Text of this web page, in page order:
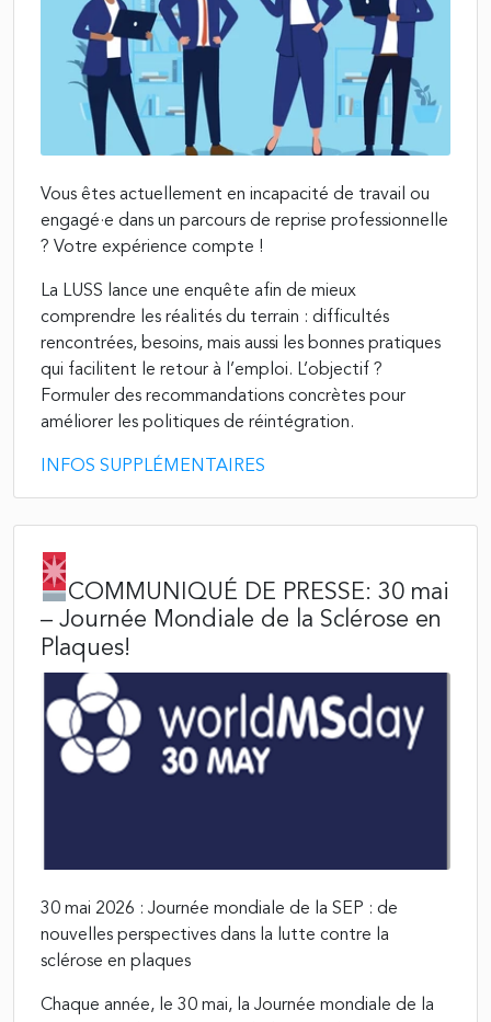
Vous êtes actuellement en incapacité de travail ou
engagé·e dans un parcours de reprise professionnelle
? Votre expérience compte !
La LUSS lance une enquête afin de mieux
comprendre les réalités du terrain : difficultés
rencontrées, besoins, mais aussi les bonnes pratiques
qui facilitent le retour à l’emploi. L’objectif ?
Formuler des recommandations concrètes pour
améliorer les politiques de réintégration.
INFOS SUPPLÉMENTAIRES
COMMUNIQUÉ DE PRESSE: 30 mai
– Journée Mondiale de la Sclérose en
Plaques!
30 mai 2026 : Journée mondiale de la SEP : de
nouvelles perspectives dans la lutte contre la
sclérose en plaques
Chaque année, le 30 mai, la Journée mondiale de la